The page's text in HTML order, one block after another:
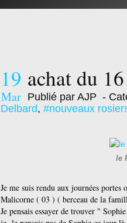
19
Mar
achat du
Publié par AJP -
Delbard, #nouveaux
le
Je me suis rendu aux journées portes
Malicorne ( 03 ) ( berceau de la
Je pensais essayer de trouver "